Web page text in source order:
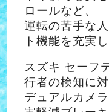
ロールなど、
運転の苦手な
ト機能を充実
スズキ セーフ
行者の検知に
デュアルカメ